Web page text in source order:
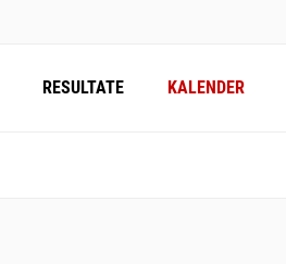
RESULTATE KALENDER